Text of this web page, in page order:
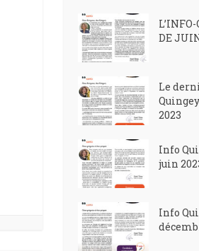
DE
Le
2023
Info
juin
Info